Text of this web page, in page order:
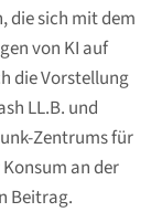
die sich mit dem
von KI auf
die Vorstellung
LL.B. und
Zentrums für
an der
Beitrag.